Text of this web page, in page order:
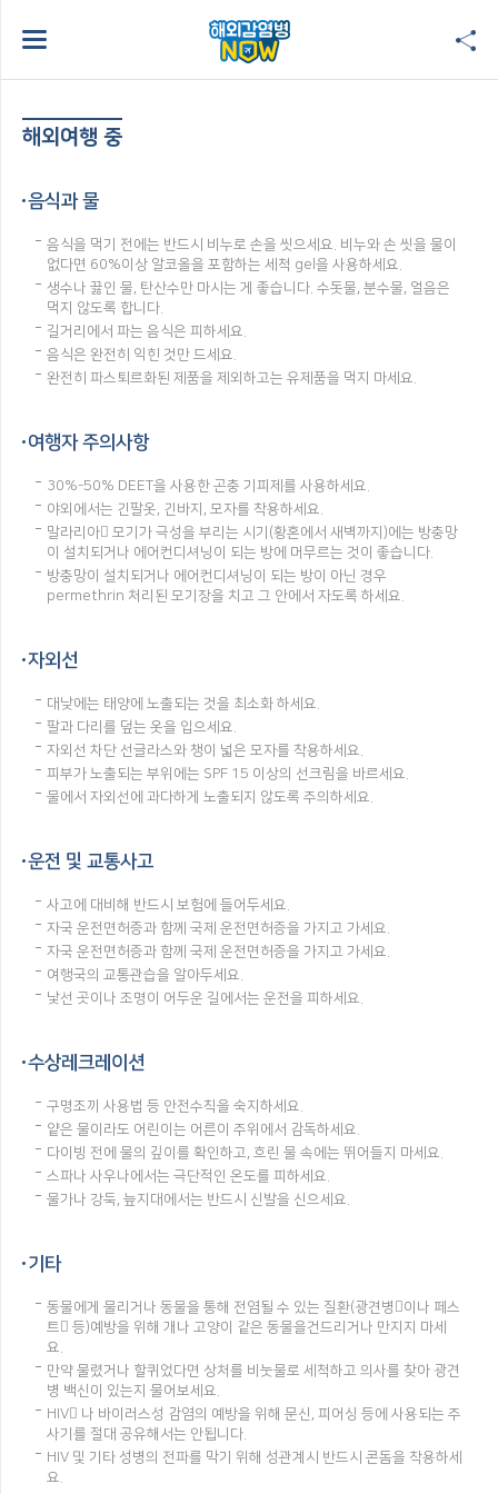
해외여행 중
음식과 물
음식을 먹기 전에는 반드시 비누로 손을 씻으세요. 비누와 손 씻을 물이
없다면 60%이상 알코올을 포함하는 세척 gel을 사용하세요.
생수나 끓인 물, 탄산수만 마시는 게 좋습니다. 수돗물, 분수물, 얼음은
먹지 않도록 합니다.
길거리에서 파는 음식은 피하세요.
음식은 완전히 익힌 것만 드세요.
완전히 파스퇴르화된 제품을 제외하고는 유제품을 먹지 마세요.
여행자 주의사항
30%-50% DEET을 사용한 곤충 기피제를 사용하세요.
야외에서는 긴팔옷, 긴바지, 모자를 착용하세요.
말라리아 모기가 극성을 부리는 시기(황혼에서 새벽까지)에는 방충망
이 설치되거나 에어컨디셔닝이 되는 방에 머무르는 것이 좋습니다.
방충망이 설치되거나 에어컨디셔닝이 되는 방이 아닌 경우
permethrin 처리된 모기장을 치고 그 안에서 자도록 하세요.
자외선
대낮에는 태양에 노출되는 것을 최소화 하세요.
팔과 다리를 덮는 옷을 입으세요.
자외선 차단 선글라스와 챙이 넓은 모자를 착용하세요.
피부가 노출되는 부위에는 SPF 15 이상의 선크림을 바르세요.
물에서 자외선에 과다하게 노출되지 않도록 주의하세요.
운전 및 교통사고
사고에 대비해 반드시 보험에 들어두세요.
자국 운전면허증과 함께 국제 운전면허증을 가지고 가세요.
자국 운전면허증과 함께 국제 운전면허증을 가지고 가세요.
여행국의 교통관습을 알아두세요.
낯선 곳이나 조명이 어두운 길에서는 운전을 피하세요.
수상레크레이션
구명조끼 사용법 등 안전수칙을 숙지하세요.
얕은 물이라도 어린이는 어른이 주위에서 감독하세요.
다이빙 전에 물의 깊이를 확인하고, 흐린 물 속에는 뛰어들지 마세요.
스파나 사우나에서는 극단적인 온도를 피하세요.
물가나 강둑, 늪지대에서는 반드시 신발을 신으세요.
기타
동물에게 물리거나 동물을 통해 전염될 수 있는 질환(광견병이나 페스
트 등)예방을 위해 개나 고양이 같은 동물을건드리거나 만지지 마세
요.
만약 물렸거나 할퀴었다면 상처를 비눗물로 세척하고 의사를 찾아 광견
병 백신이 있는지 물어보세요.
HIV 나 바이러스성 감염의 예방을 위해 문신, 피어싱 등에 사용되는 주
사기를 절대 공유해서는 안됩니다.
HIV 및 기타 성병의 전파를 막기 위해 성관계시 반드시 콘돔을 착용하세
요.